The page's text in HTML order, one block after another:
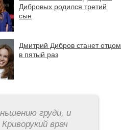
Дибровых родился третий
сын
Дмитрий Дибров станет отцом
в пятый раз
груди, и
врач